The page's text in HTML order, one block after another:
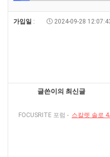
가입일 : 2024-09-28
글쓴이의 최신글
FOCUSRITE 포럼 - 스칼렛 솔로